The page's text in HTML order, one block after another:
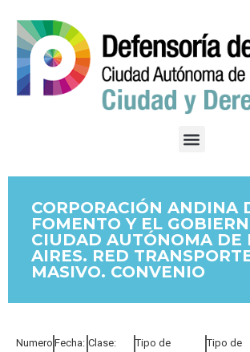
CORPORACIÓN ANDINA
FOMENTO Y EL
CIUDAD AUTÓNOMA DE
AIRES. RED
MASIVO. CONVENIO
Numero:Fecha: Clase:
Tipo de
Tipo de